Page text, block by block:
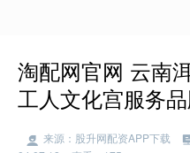
淘配网官网 云南
工人文化宫服务
来源：股升网配资APP下载